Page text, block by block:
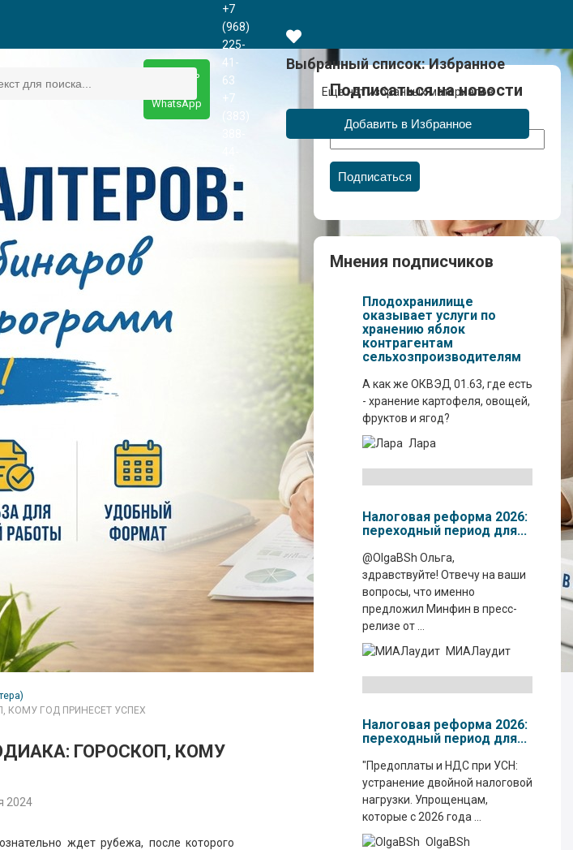
Написать
WhatsApp
+7
(968)
225-
41-
63
+7
65
Выбранный список:Избранное
Еще нет избранных материалов
КОМУ ГОД ПРИНЕСЕТ УСПЕХ
ГОРОСКОП, КОМУ
2024
ждет рубежа, после которого
Подписаться на новости
Email
Подписаться
Мнения подписчиков
Плодохранилище
оказывает услуги по
хранению яблок
контрагентам
сельхозпроизводителям
А как же ОКВЭД 01.63, где есть
- хранение картофеля, овощей,
фруктов и ягод?
Лара
Налоговая реформа 2026:
переходный период для...
@OlgaBSh Ольга,
здравствуйте! Отвечу на ваши
вопросы, что именно
предложил Минфин в пресс-
релизе от ...
МИАЛаудит
Налоговая реформа 2026:
переходный период для...
"Предоплаты и НДС при УСН:
устранение двойной налоговой
нагрузки. Упрощенцам,
которые с 2026 года ...
OlgaBSh